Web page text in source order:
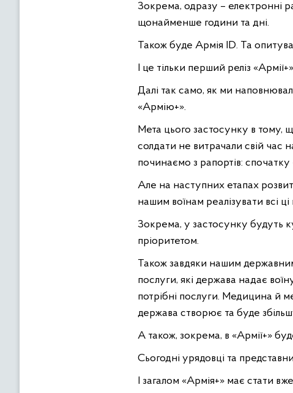
Зокрема, одразу – електронні
щонайменше години та дні.
Також буде Армія ID. Та
І це тільки перший реліз
Далі так само, як ми
«Армію+».
Мета цього застосунку в тому,
солдати не витрачали свій час
починаємо з рапортів:
Але на наступних етапах
нашим воїнам реалізувати всі
Зокрема, у застосунку будуть
пріоритетом.
Також завдяки нашим
послуги, які держава надає
потрібні послуги. Медицина й
держава створює та буде
А також, зокрема, в «Армії+»
Сьогодні урядовці та
І загалом «Армія+» має стати